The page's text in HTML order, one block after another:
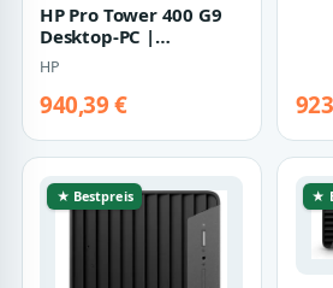
HP Pro Tower 400 G9
Desktop-PC |
881z1ea#abd | Core
i5-14500 - 16GB RA…
HP
940,39 €
★ Bestpreis ★